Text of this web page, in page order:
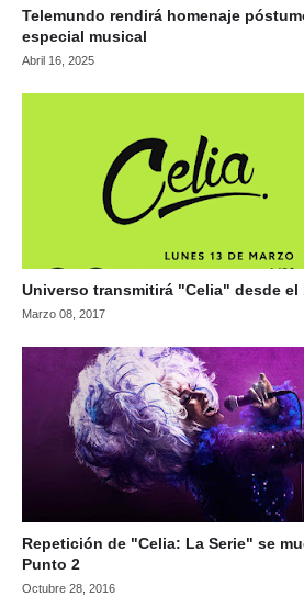
Telemundo rendirá homenaje
especial musical
Abril 16, 2025
Universo transmitirá "Celia" desde el
Marzo 08, 2017
Repetición de "Celia: La Serie" se
Punto 2
Octubre 28, 2016